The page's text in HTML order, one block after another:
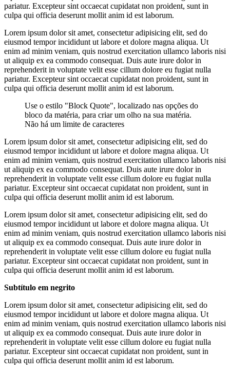
pariatur. Excepteur sint occaecat cupidatat non proident, sunt in
culpa qui officia deserunt mollit anim id est laborum.
Lorem ipsum dolor sit amet, consectetur adipisicing elit, sed do
eiusmod tempor incididunt ut labore et dolore magna aliqua. Ut
enim ad minim veniam, quis nostrud exercitation ullamco laboris nisi
ut aliquip ex ea commodo consequat. Duis aute irure dolor in
reprehenderit in voluptate velit esse cillum dolore eu fugiat nulla
pariatur. Excepteur sint occaecat cupidatat non proident, sunt in
culpa qui officia deserunt mollit anim id est laborum.
Use o estilo "Block Quote", localizado nas opções do
bloco da matéria, para criar um olho na sua matéria.
Não há um limite de caracteres
Lorem ipsum dolor sit amet, consectetur adipisicing elit, sed do
eiusmod tempor incididunt ut labore et dolore magna aliqua. Ut
enim ad minim veniam, quis nostrud exercitation ullamco laboris nisi
ut aliquip ex ea commodo consequat. Duis aute irure dolor in
reprehenderit in voluptate velit esse cillum dolore eu fugiat nulla
pariatur. Excepteur sint occaecat cupidatat non proident, sunt in
culpa qui officia deserunt mollit anim id est laborum.
Lorem ipsum dolor sit amet, consectetur adipisicing elit, sed do
eiusmod tempor incididunt ut labore et dolore magna aliqua. Ut
enim ad minim veniam, quis nostrud exercitation ullamco laboris nisi
ut aliquip ex ea commodo consequat. Duis aute irure dolor in
reprehenderit in voluptate velit esse cillum dolore eu fugiat nulla
pariatur. Excepteur sint occaecat cupidatat non proident, sunt in
culpa qui officia deserunt mollit anim id est laborum.
Subtítulo em negrito
Lorem ipsum dolor sit amet, consectetur adipisicing elit, sed do
eiusmod tempor incididunt ut labore et dolore magna aliqua. Ut
enim ad minim veniam, quis nostrud exercitation ullamco laboris nisi
ut aliquip ex ea commodo consequat. Duis aute irure dolor in
reprehenderit in voluptate velit esse cillum dolore eu fugiat nulla
pariatur. Excepteur sint occaecat cupidatat non proident, sunt in
culpa qui officia deserunt mollit anim id est laborum.